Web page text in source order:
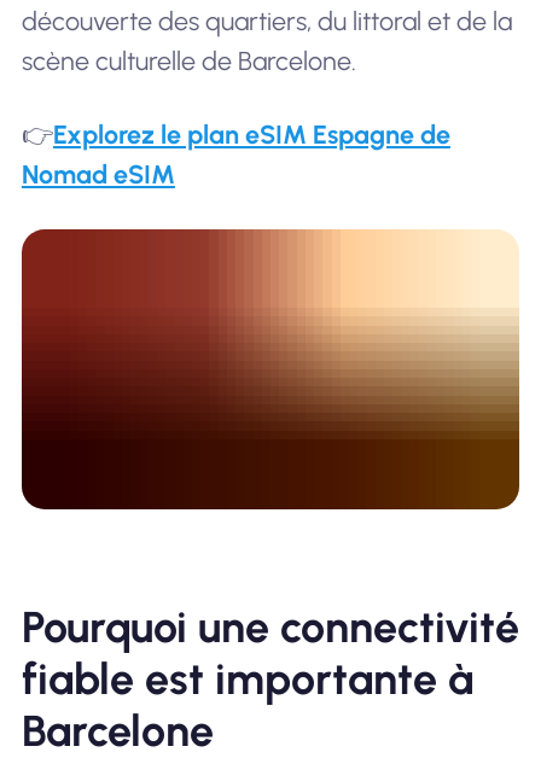
découverte des quartiers, du littoral et de la
scène culturelle de Barcelone.
👉Explorez le plan eSIM Espagne de
Nomad eSIM
Pourquoi une connectivité
fiable est importante à
Barcelone